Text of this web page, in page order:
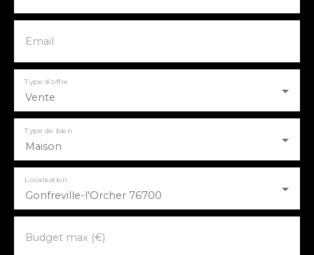
Email
Vente
Type d'offre
Maison
Type de bien
Gonfreville-l'Orcher 76700
Localisation
Budget max (€)